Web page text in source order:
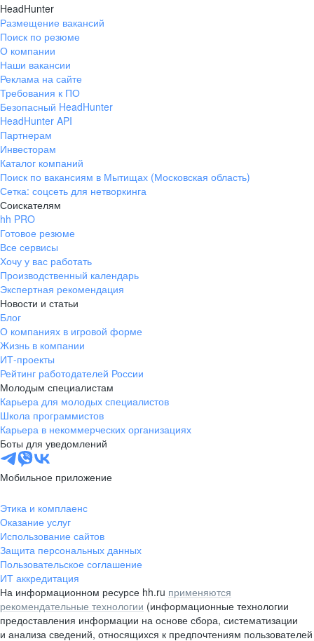
HeadHunter
Размещение вакансий
Поиск по резюме
О компании
Наши вакансии
Реклама на сайте
Требования к ПО
Безопасный HeadHunter
HeadHunter API
Партнерам
Инвесторам
Каталог компаний
Поиск по вакансиям в Мытищах (Московская область)
Сетка: соцсеть для нетворкинга
Соискателям
hh PRO
Готовое резюме
Все сервисы
Хочу у вас работать
Производственный календарь
Экспертная рекомендация
Новости и статьи
Блог
О компаниях в игровой форме
Жизнь в компании
ИТ-проекты
Рейтинг работодателей России
Молодым специалистам
Карьера для молодых специалистов
Школа программистов
Карьера в некоммерческих организациях
Боты для уведомлений
Мобильное приложение
Этика и комплаенс
Оказание услуг
Использование сайтов
Защита персональных данных
Пользовательское соглашение
ИТ аккредитация
На информационном ресурсе hh.ru применяются
рекомендательные технологии (информационные технологии
предоставления информации на основе сбора, систематизации
и анализа сведений, относящихся к предпочтениям пользователей